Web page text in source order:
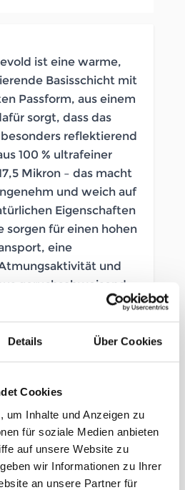
Details Über Cookies
Cookies
um Inhalte und Anzeigen zu
für soziale Medien anbieten
auf unsere Website zu
wir Informationen zu Ihrer
an unsere Partner für
ist eine warme,
Basisschicht mit
Passform, aus einem
sorgt, dass das
reflektierend
100 % ultrafeiner
Mikron – das macht
und weich auf
Eigenschaften
sorgen für einen hohen
eine
und
geruchsabweisend.
als die kleine
was diesen Baselayer
macht, mit
und einer
– aber
in der Stadt.
LB_264124078